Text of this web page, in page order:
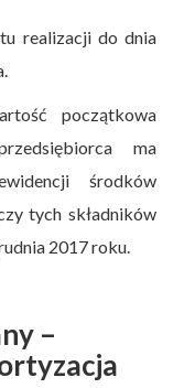
realizacji do dnia
początkowa
ma
środków
tych składników
2017 roku.
–